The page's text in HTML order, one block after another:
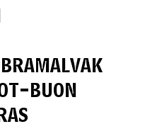
BUON